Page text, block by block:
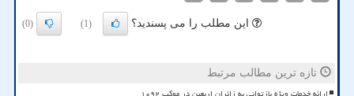
این مطلب را می پسندید؟ (1)
(0)
تازه ترین مطالب مرتبط